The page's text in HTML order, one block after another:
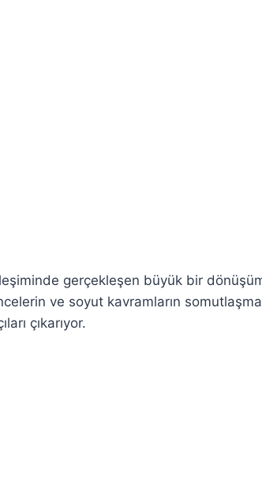
gerçekleşen büyük bir
ve soyut kavramların
çıkarıyor.